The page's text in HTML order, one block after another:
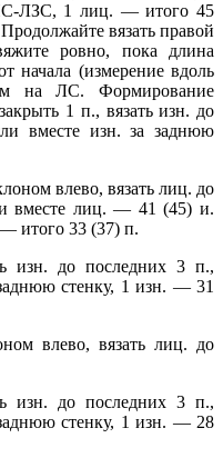
ЛЗС, 1 лиц. — итого 45
вязать правой
ровно, пока длина
начала (измерение вдоль
на ЛС. Формирование
1 п., вязать изн. до
вместе изн. за заднюю
влево, вязать лиц. до
вместе лиц. — 41 (45) и.
итого 33 (37) п.
изн. до последних 3 п.,
стенку, 1 изн. — 31
влево, вязать лиц. до
изн. до последних 3 п.,
стенку, 1 изн. — 28